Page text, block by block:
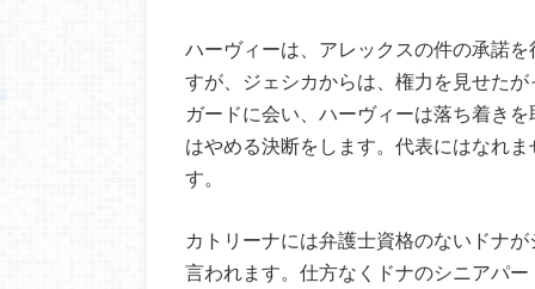
ハーヴィーは、アレックスの件の承諾
すが、ジェシカからは、権力を見せた
ガードに会い、ハーヴィーは落ち着き
はやめる決断をします。代表にはなれ
す。
カトリーナには弁護士資格のないドナ
言われます。仕方なくドナのシニアパ